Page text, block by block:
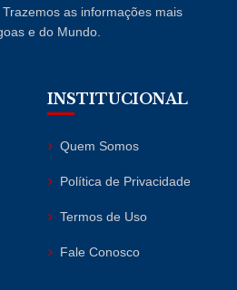
as informações mais
e do Mundo.
INSTITUCIONAL
Quem Somos
Política de Privacidade
Termos de Uso
Fale Conosco